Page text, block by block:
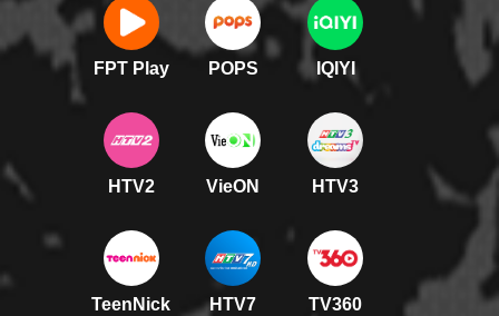
FPT Play POPS IQIYI
HTV2 VieON HTV3
TeenNick HTV7 TV360